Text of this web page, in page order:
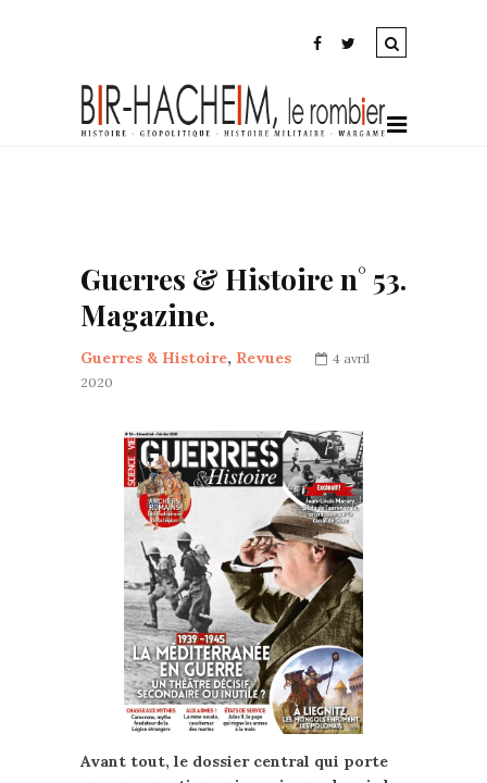
Guerres & Histoire n° 53.
Magazine.
Guerres & Histoire, Revues
4 avril
2020
Avant tout, le dossier central qui porte